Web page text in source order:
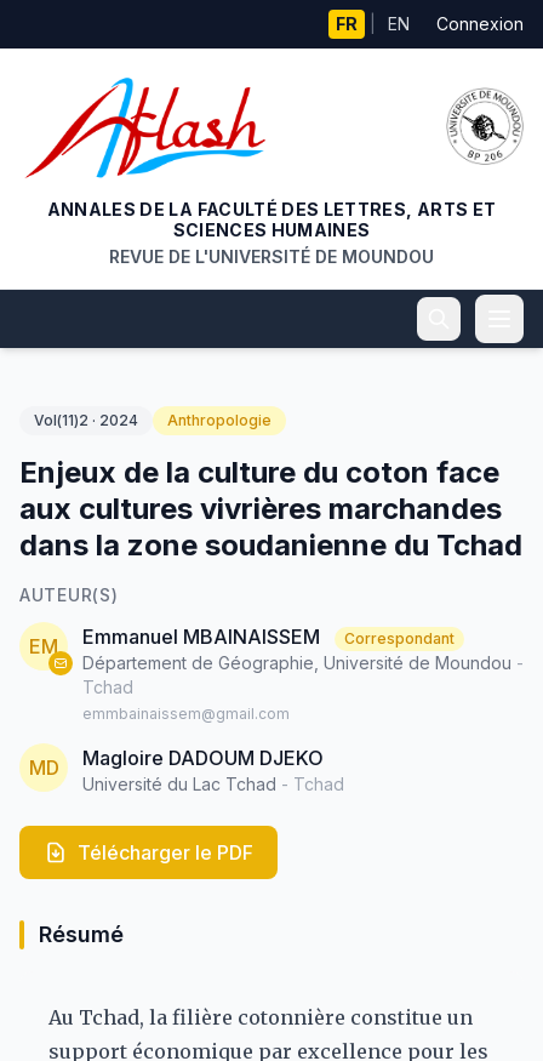
FR EN Connexion
ANNALES DE LA FACULTÉ DES LETTRES, ARTS ET
SCIENCES HUMAINES
REVUE DE L'UNIVERSITÉ DE MOUNDOU
Vol(11)2 · 2024 Anthropologie
Enjeux de la culture du coton face
aux cultures vivrières marchandes
dans la zone soudanienne du Tchad
AUTEUR(S)
EM Emmanuel MBAINAISSEM Correspondant
Département de Géographie, Université de Moundou -
Tchad
emmbainaissem@gmail.com
MD Magloire DADOUM DJEKO
Université du Lac Tchad - Tchad
Télécharger le PDF
Résumé
Au Tchad, la filière cotonnière constitue un
support économique par excellence pour les